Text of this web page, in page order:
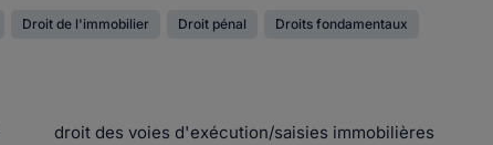
Droit de l'immobilier Droit pénal Droits fondamentaux
droit des voies d'exécution/saisies immobilières